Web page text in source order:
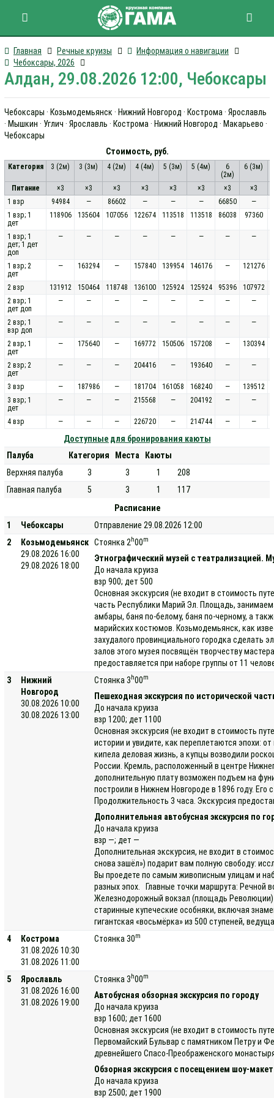
Главная Речные круизы
Информация о навигации
Чебоксары, 2026
Алдан, 29.08.2026 12:00, Чебоксары
Чебоксары · Козьмодемьянск · Нижний Новгород · Кострома · Ярославль
· Мышкин · Углич · Ярославль · Кострома · Нижний Новгород · Макарьево ·
Чебоксары
Стоимость, руб.
Категория 3 (2м) 3 (3м) 4 (2м) 4 (4м) 5 (3м) 5 (4м)
6
(2м)
6 (3м)
Питание ×3 ×3 ×3 ×3 ×3 ×3 ×3
×3
1 взр
94984 — 86602 — — — 66850
—
1 взр; 1
дет
118906 135604 107056 122674 113518 113518 86038 97360
1 взр; 1
дет; 1 дет
доп
— — — — — — — —
1 взр; 2
дет
— 163294 — 157840 139954 146176 — 121276
2 взр 131912 150464 118748 136100 125924 125924 95396 107972
2 взр; 1
дет доп
— — — — — — — —
2 взр; 1
взр доп
— — — — — — — —
2 взр; 1
дет
— 175640 — 169772 150506 157208 — 130394
2 взр; 2
дет
— — — 204416 — 193640 — —
3 взр — 187986 — 181704 161058 168240 — 139512
3 взр; 1
дет
— — — 215568 — 204192 — —
4 взр — — — 226720 — 214744 — —
Доступные для бронирования каюты
Палуба
Категория Места
Каюты
Верхняя палуба
3 3 1
208
Главная палуба
5 3 1
117
Расписание
1
Чебоксары
Отправление 29.08.2026 12:00
2
Козьмодемьянск
29.08.2026 16:00
29.08.2026 18:00
Стоянка 2 h00m
Этнографический музей с театрализацией.
До начала круиза
взр 900; дет 500
Основная экскурсия (не входит в стоимость
часть Республики Марий Эл. Площадь,
амбары, баня по-белому, баня по-черному, а
марийских костюмов. Козьмодемьянск, как
захудалого провинциального городка
залов этого музея посвящён творчеству
предоставляется при наборе группы от 11
3
Нижний
Новгород
30.08.2026 10:00
30.08.2026 13:00
Стоянка 3 h00m
Пешеходная экскурсия по исторической
До начала круиза
взр 1200; дет 1100
Основная экскурсия (не входит в стоимость
истории и увидите, как переплетаются эпохи:
кипела деловая жизнь, а купцы возводили
России. Кремль, расположенный в центре
дополнительную плату возможен подъем на
построили в Нижнем Новгороде в 1896 году.
Продолжительность 3 часа. Экскурсия
Дополнительная автобусная экскурсия по
До начала круиза
взр —; дет —
Дополнительная экскурсия, не входит в
снова зашёл») подарит вам полную свободу:
Вы проедете по самым живописным улицам и
разных эпох. Главные точки маршрута: Речной
Железнодорожный вокзал (площадь Революции)
старинные купеческие особняки, включая
гигантская «восьмёрка» из 500 ступеней,
4
Кострома
31.08.2026 10:30
31.08.2026 11:00
Стоянка 30m
5
Ярославль
31.08.2026 16:00
31.08.2026 19:00
Стоянка 3 h00m
Автобусная обзорная экскурсия по городу
До начала круиза
взр 1600; дет 1600
Основная экскурсия (не входит в стоимость
Первомайский Бульвар с памятником Петру и
древнейшего Спасо-Преображенского
Обзорная экскурсия с посещением шоу-
До начала круиза
взр 2500; дет 1900